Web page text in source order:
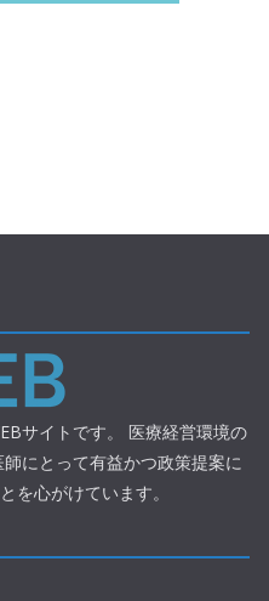
サイトです。 医療経営環境の
にとって有益かつ政策提案に
を心がけています。